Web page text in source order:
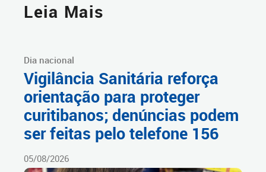
Leia Mais
Dia nacional
Vigilância Sanitária reforça
orientação para proteger
curitibanos; denúncias podem
ser feitas pelo telefone 156
05/08/2026